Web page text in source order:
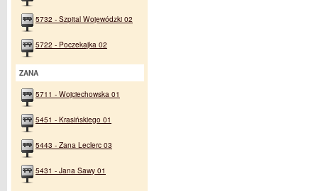
5732 - Szpital Wojewódzki 02
5722 - Poczekajka 02
ZANA
5711 - Wojciechowska 01
5451 - Krasińskiego 01
5443 - Zana Leclerc 03
5431 - Jana Sawy 01